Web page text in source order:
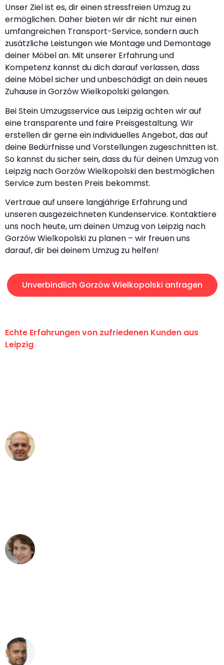
Unser Ziel ist es, dir einen stressfreien Umzug zu
ermöglichen. Daher bieten wir dir nicht nur einen
umfangreichen Transport-Service, sondern auch
zusätzliche Leistungen wie Montage und Demontage
deiner Möbel an. Mit unserer Erfahrung und
Kompetenz kannst du dich darauf verlassen, dass
deine Möbel sicher und unbeschädigt an dein neues
Zuhause in Gorzów Wielkopolski gelangen.
Bei Stein Umzugsservice aus Leipzig achten wir auf
eine transparente und faire Preisgestaltung. Wir
erstellen dir gerne ein individuelles Angebot, das auf
deine Bedürfnisse und Vorstellungen zugeschnitten ist.
So kannst du sicher sein, dass du für deinen Umzug von
Leipzig nach Gorzów Wielkopolski den bestmöglichen
Service zum besten Preis bekommst.
Vertraue auf unsere langjährige Erfahrung und
unseren ausgezeichneten Kundenservice. Kontaktiere
uns noch heute, um deinen Umzug von Leipzig nach
Gorzów Wielkopolski zu planen – wir freuen uns
darauf, dir bei deinem Umzug zu helfen!
Unverbindlich Gorzów Wielkopolski anfragen
Echte Erfahrungen von zufriedenen Kunden aus
Leipzig